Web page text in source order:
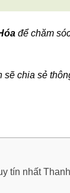
để chăm
sẽ chia sẻ
tín nhất